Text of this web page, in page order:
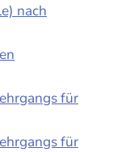
nach
für
für